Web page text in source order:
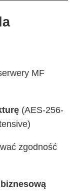
MF
(AES-256-
zgodność